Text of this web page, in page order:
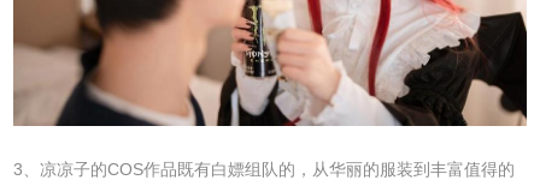
3、凉凉子的COS作品既有白嫖组队的，从华丽的服装到丰富值得的